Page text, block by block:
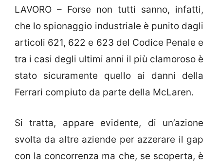
LAVORO – Forse non tutti sanno, infatti,
che lo spionaggio industriale è punito dagli
articoli 621, 622 e 623 del Codice Penale e
tra i casi degli ultimi anni il più clamoroso è
stato sicuramente quello ai danni della
Ferrari compiuto da parte della McLaren.
Si tratta, appare evidente, di un’azione
svolta da altre aziende per azzerare il gap
con la concorrenza ma che, se scoperta, è